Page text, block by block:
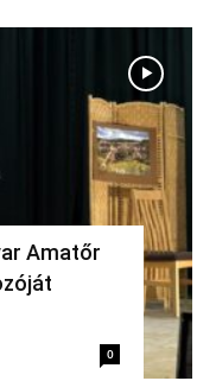
Amatőr
0